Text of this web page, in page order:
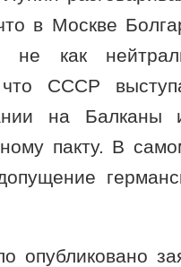
в Москве
как
СССР
на Балканы
пакту. В
опубликовано